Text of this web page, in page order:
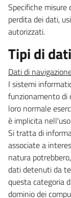
Specifiche misure
perdita dei dati,
autorizzati.
Tipi di
Dati di
I sistemi
funzionamento di
loro normale
è implicita
Si tratta di
associate a
natura
dati detenuti da
questa categoria
dominio dei